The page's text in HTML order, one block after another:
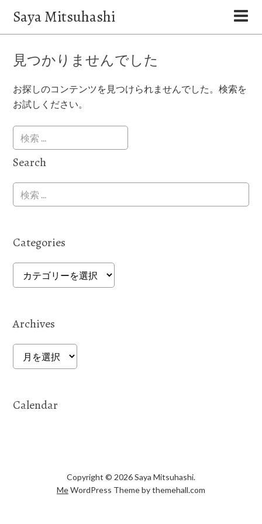
Saya Mitsuhashi
見つかりませんでした
お探しのコンテンツを見つけられませんでした。検索を
お試しください。
Search
Categories
Categories
Archives
Archives
Calendar
Copyright © 2026 Saya Mitsuhashi.
MeWordPress Theme by themehall.com